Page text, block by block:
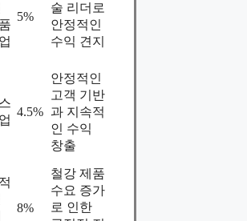
5%
술 리더로
안정적인
수익 견지
4.5%
안정적인
고객 기반
과 지속적
인 수익
창출
8%
철강 제품
수요 증가
로 인한